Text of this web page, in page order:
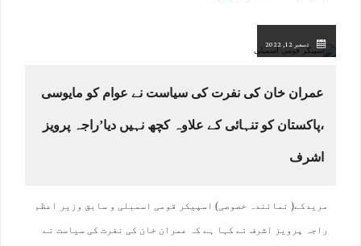
دسمبر 12, 2022
عمران خان کی نفرت کی سیاست نے عوام کو مایوسی
،پاکستان کو تنہائی کے علاوہ کچھ نہیں دیا’راجہ پرویز
اشرف
مریدکے( نمائندہ خصوصی) اسپیکر قومی اسمبلی و سابق وزیر اعظم
راجہ پرویز اشرف نے کہا ہے کہ عمران خان کی نفرت کی سیاست نے